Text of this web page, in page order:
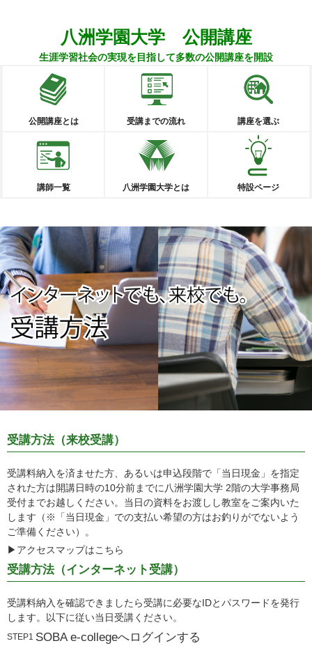
八洲学園大学 公開講座
生涯学習社会の実現を目指して多数の公開講座を開設
公開講座とは 受講までの流れ 講座を選ぶ
講師一覧 八洲学園大学とは 特設ページ
受講方法（来校受講）
受講料納入を済ませた方、あるいは申込段階で「当日現金」を指定
された方は開講日時の10分前までに八洲学園大学 2階の大学事務局
受付までお越しください。当日の資料をお渡しし教室をご案内いた
します（※「当日現金」での支払い希望の方はお釣りがでないよう
ご準備ください）。
▶アクセスマップはこちら
受講方法（インターネット受講）
受講料納入を確認できましたら受講に必要なIDとパスワードを発行
します。以下に従い当日受講ください。
STEP1 SOBA e-collegeへログインする